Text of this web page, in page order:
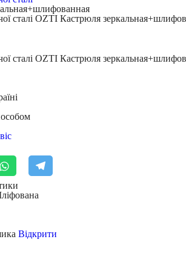
сталі OZTI Кастрюля
сталі OZTI Кастрюля
Відкрити